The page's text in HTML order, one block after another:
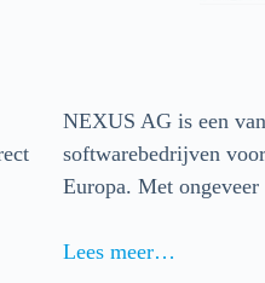
NEXUS AG is een
softwarebedrijven
Europa. Met
Lees meer…